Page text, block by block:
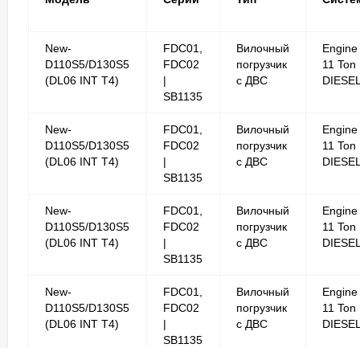
New-
D110S5/D130S5
(DL06 INT T4)
FDC01,
FDC02
|
SB1135
Вилочный
погрузчик
с ДВС
Engine
11 Ton
New-
D110S5/D130S5
(DL06 INT T4)
FDC01,
FDC02
|
SB1135
Вилочный
погрузчик
с ДВС
Engine
11 Ton
New-
D110S5/D130S5
(DL06 INT T4)
FDC01,
FDC02
|
SB1135
Вилочный
погрузчик
с ДВС
Engine
11 Ton
New-
D110S5/D130S5
(DL06 INT T4)
FDC01,
FDC02
|
SB1135
Вилочный
погрузчик
с ДВС
Engine
11 Ton